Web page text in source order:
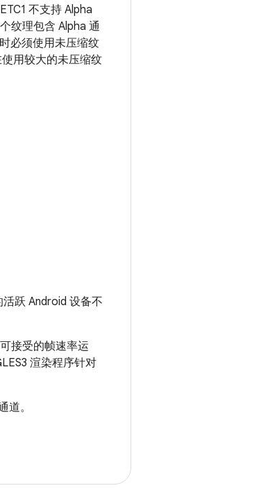
不支持 Alpha
纹理包含 Alpha 通
必须使用未压缩纹
用较大的未压缩纹
跃 Android 设备不
接受的帧速率运
渲染程序针对
道。